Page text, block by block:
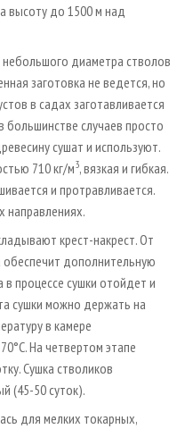
высоту до 1500 м над
диаметра стволов
заготовка не ведется, но
в садах заготавливается
случаев просто
сушат и используют.
710 кг/м3, вязкая и гибкая.
и протравливается.
направлениях.
крест-накрест. От
дополнительную
процессе сушки отойдет и
сушки можно держать на
в камере
На четвертом этапе
Сушка стволиков
(45-50 суток).
для мелких токарных,